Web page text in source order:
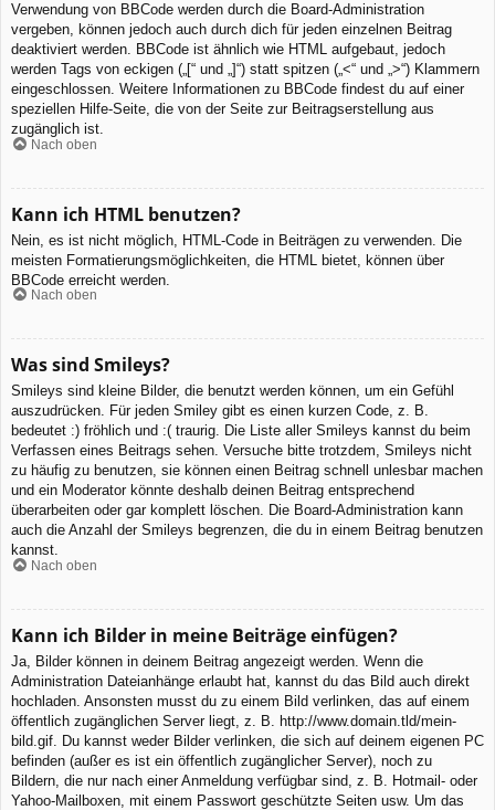
Verwendung von BBCode werden durch die Board-Administration
vergeben, können jedoch auch durch dich für jeden einzelnen Beitrag
deaktiviert werden. BBCode ist ähnlich wie HTML aufgebaut, jedoch
werden Tags von eckigen („[“ und „]“) statt spitzen („<“ und „>“) Klammern
eingeschlossen. Weitere Informationen zu BBCode findest du auf einer
speziellen Hilfe-Seite, die von der Seite zur Beitragserstellung aus
zugänglich ist.
Nach oben
Kann ich HTML benutzen?
Nein, es ist nicht möglich, HTML-Code in Beiträgen zu verwenden. Die
meisten Formatierungsmöglichkeiten, die HTML bietet, können über
BBCode erreicht werden.
Nach oben
Was sind Smileys?
Smileys sind kleine Bilder, die benutzt werden können, um ein Gefühl
auszudrücken. Für jeden Smiley gibt es einen kurzen Code, z. B.
bedeutet :) fröhlich und :( traurig. Die Liste aller Smileys kannst du beim
Verfassen eines Beitrags sehen. Versuche bitte trotzdem, Smileys nicht
zu häufig zu benutzen, sie können einen Beitrag schnell unlesbar machen
und ein Moderator könnte deshalb deinen Beitrag entsprechend
überarbeiten oder gar komplett löschen. Die Board-Administration kann
auch die Anzahl der Smileys begrenzen, die du in einem Beitrag benutzen
kannst.
Nach oben
Kann ich Bilder in meine Beiträge einfügen?
Ja, Bilder können in deinem Beitrag angezeigt werden. Wenn die
Administration Dateianhänge erlaubt hat, kannst du das Bild auch direkt
hochladen. Ansonsten musst du zu einem Bild verlinken, das auf einem
öffentlich zugänglichen Server liegt, z. B. http://www.domain.tld/mein-
bild.gif. Du kannst weder Bilder verlinken, die sich auf deinem eigenen PC
befinden (außer es ist ein öffentlich zugänglicher Server), noch zu
Bildern, die nur nach einer Anmeldung verfügbar sind, z. B. Hotmail- oder
Yahoo-Mailboxen, mit einem Passwort geschützte Seiten usw. Um das